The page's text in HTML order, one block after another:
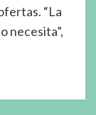
“La
necesita”,